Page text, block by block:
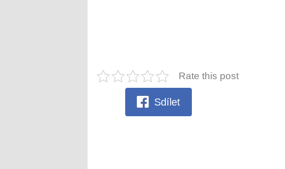
Rate this post
Sdílet